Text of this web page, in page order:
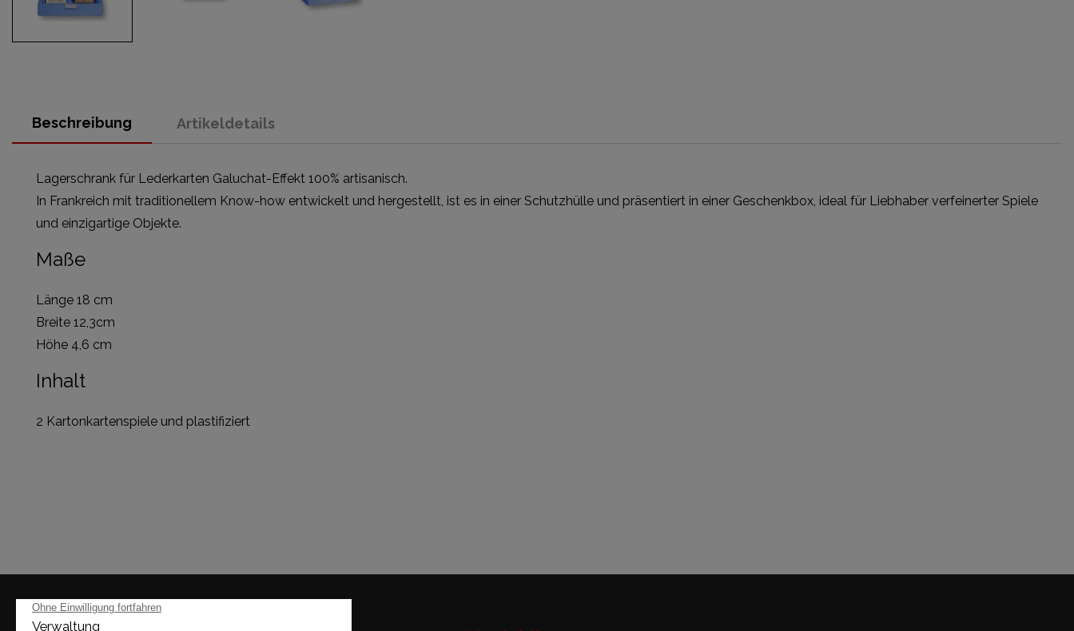
Beschreibung Artikeldetails
Lagerschrank für Lederkarten Galuchat-Effekt 100% artisanisch.
In Frankreich mit traditionellem Know-how entwickelt und hergestellt, ist es in einer Schutzhülle und präsentiert in einer Geschenkbox, ideal für Liebhaber verfeinerter Spiele
und einzigartige Objekte.
Maße
Länge 18 cm
Breite 12,3cm
Höhe 4,6 cm
Inhalt
2 Kartonkartenspiele und plastifiziert